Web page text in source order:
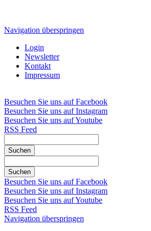
Navigation überspringen
Login
Newsletter
Kontakt
Impressum
Besuchen Sie uns auf Facebook
Besuchen Sie uns auf Instagram
Besuchen Sie uns auf Youtube
RSS Feed
Suchen
Suchen
Besuchen Sie uns auf Facebook
Besuchen Sie uns auf Instagram
Besuchen Sie uns auf Youtube
RSS Feed
Navigation überspringen